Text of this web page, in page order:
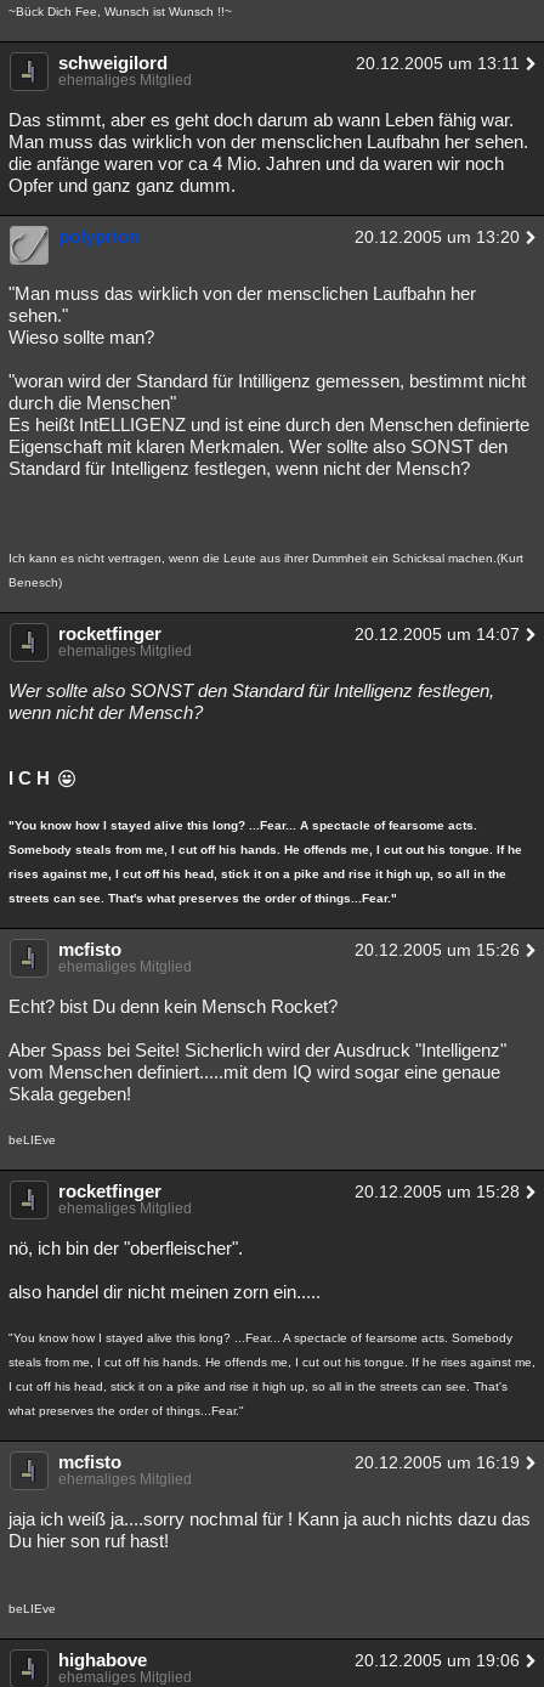
Lesenswert Schlüsselwörter
~Bück Dich Fee, Wunsch ist Wunsch !!~
schweigilord 20.12.2005 um 13:11
ehemaliges Mitglied
Das stimmt, aber es geht doch darum ab wann Leben fähig war.
Man muss das wirklich von der mensclichen Laufbahn her sehen.
die anfänge waren vor ca 4 Mio. Jahren und da waren wir noch
Opfer und ganz ganz dumm.
polyprion 20.12.2005 um 13:20
"Man muss das wirklich von der mensclichen Laufbahn her
sehen."
Wieso sollte man?
"woran wird der Standard für Intilligenz gemessen, bestimmt nicht
durch die Menschen"
Es heißt IntELLIGENZ und ist eine durch den Menschen definierte
Eigenschaft mit klaren Merkmalen. Wer sollte also SONST den
Standard für Intelligenz festlegen, wenn nicht der Mensch?
Ich kann es nicht vertragen, wenn die Leute aus ihrer Dummheit ein Schicksal machen.(Kurt
Benesch)
rocketfinger 20.12.2005 um 14:07
ehemaliges Mitglied
Wer sollte also SONST den Standard für Intelligenz festlegen,
wenn nicht der Mensch?
I C H
"You know how I stayed alive this long? ...Fear... A spectacle of fearsome acts.
Somebody steals from me, I cut off his hands. He offends me, I cut out his tongue. If he
rises against me, I cut off his head, stick it on a pike and rise it high up, so all in the
streets can see. That's what preserves the order of things...Fear."
mcfisto 20.12.2005 um 15:26
ehemaliges Mitglied
Echt? bist Du denn kein Mensch Rocket?
Aber Spass bei Seite! Sicherlich wird der Ausdruck "Intelligenz"
vom Menschen definiert.....mit dem IQ wird sogar eine genaue
Skala gegeben!
beLIEve
rocketfinger 20.12.2005 um 15:28
ehemaliges Mitglied
nö, ich bin der "oberfleischer".
also handel dir nicht meinen zorn ein.....
"You know how I stayed alive this long? ...Fear... A spectacle of fearsome acts. Somebody
steals from me, I cut off his hands. He offends me, I cut out his tongue. If he rises against me,
I cut off his head, stick it on a pike and rise it high up, so all in the streets can see. That's
what preserves the order of things...Fear."
mcfisto 20.12.2005 um 16:19
ehemaliges Mitglied
jaja ich weiß ja....sorry nochmal für ! Kann ja auch nichts dazu das
Du hier son ruf hast!
beLIEve
highabove 20.12.2005 um 19:06
ehemaliges Mitglied